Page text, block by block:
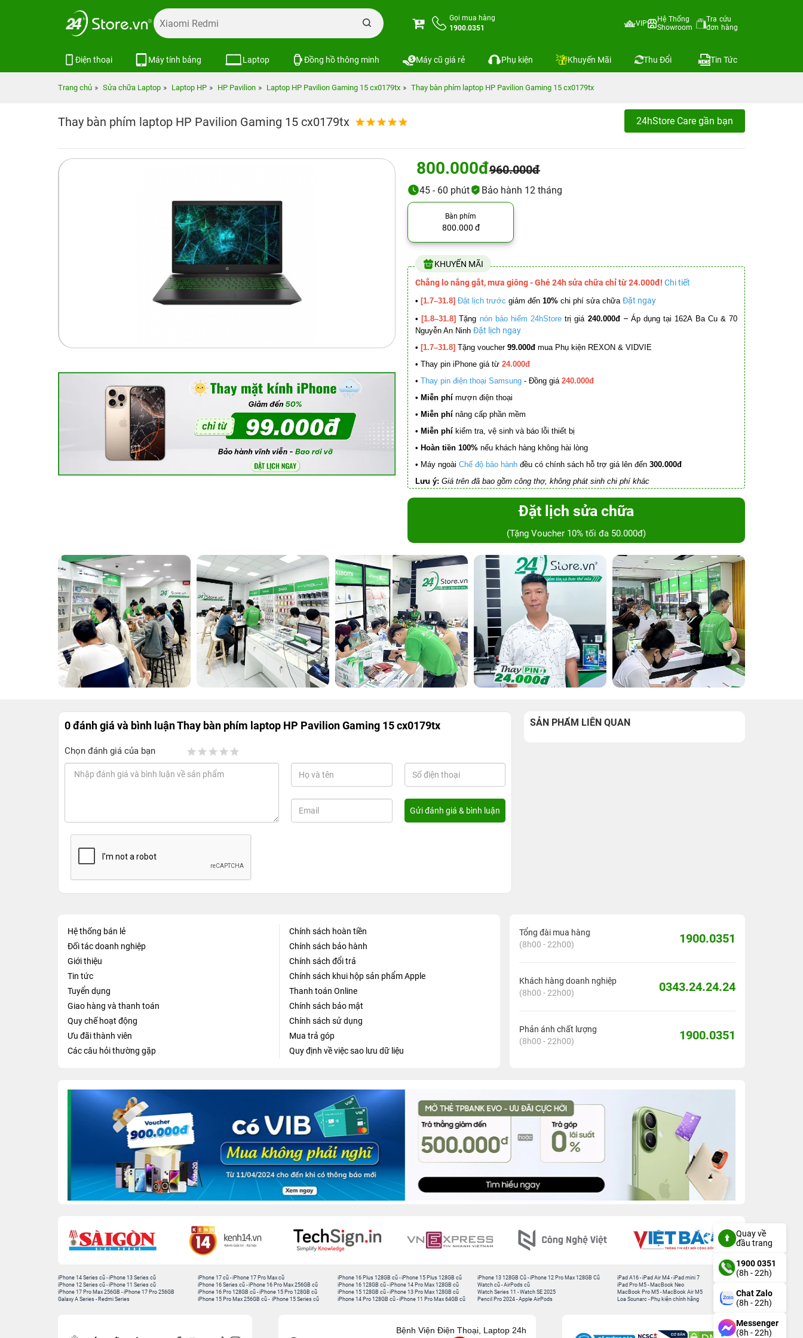
Gọi mua hàng
1900.0351
VIP
Hệ Thống
Showroom
Tra cứu
đơn hàng
Điện thoại Máy tính bảng Laptop Đồng hồ thông minh Máy cũ giá rẻ Phụ kiện Khuyến Mãi Thu Đổi Tin Tức
Trang chủ Sửa chữa Laptop Laptop HP HP Pavilion Laptop HP Pavilion Gaming 15 cx0179tx Thay bàn phím laptop HP Pavilion Gaming 15 cx0179tx
Thay bàn phím laptop HP Pavilion Gaming 15 cx0179tx 24hStore Care gần bạn
800.000đ960.000đ
45 - 60 phút Bảo hành 12 tháng
Bàn phím
800.000 đ
KHUYẾN MÃI
Chẳng lo nắng gắt, mưa giông - Ghé 24h sửa chữa chỉ từ 24.000đ! Chi tiết
• [1.7–31.8] Đặt lịch trước giảm đến 10% chi phí sửa chữa Đặt ngay
• [1.8–31.8] Tặng nón bảo hiểm 24hStore trị giá 240.000đ – Áp dụng tại 162A Ba Cu & 70
Nguyễn An Ninh Đặt lịch ngay
• [1.7–31.8] Tặng voucher 99.000đ mua Phụ kiện REXON & VIDVIE
• Thay pin iPhone giá từ 24.000đ
• Thay pin điện thoại Samsung - Đồng giá 240.000đ
• Miễn phí mượn điện thoại
• Miễn phí nâng cấp phần mềm
• Miễn phí kiểm tra, vệ sinh và báo lỗi thiết bị
• Hoàn tiền 100% nếu khách hàng không hài lòng
• Máy ngoài Chế độ bảo hành đều có chính sách hỗ trợ giá lên đến 300.000đ
Lưu ý: Giá trên đã bao gồm công thợ, không phát sinh chi phí khác
Đặt lịch sửa chữa
(Tặng Voucher 10% tối đa 50.000đ)
0 đánh giá và bình luậnThay bàn phím laptop HP Pavilion Gaming 15 cx0179tx
Chọn đánh giá của bạn
SẢN PHẨM LIÊN QUAN
Hệ thống bán lẻ
Đối tác doanh nghiệp
Giới thiệu
Tin tức
Tuyển dụng
Giao hàng và thanh toán
Quy chế hoạt động
Ưu đãi thành viên
Các câu hỏi thường gặp
Chính sách hoàn tiền
Chính sách bảo hành
Chính sách đổi trả
Chính sách khui hộp sản phẩm Apple
Thanh toán Online
Chính sách bảo mật
Chính sách sử dụng
Mua trả góp
Quy định về việc sao lưu dữ liệu
Tổng đài mua hàng
(8h00 - 22h00)
1900.0351
Khách hàng doanh nghiệp
(8h00 - 22h00)
0343.24.24.24
Phản ánh chất lượng
(8h00 - 22h00)
1900.0351
iPhone 14 Series cũ -iPhone 13 Series cũ
iPhone 12 Series cũ -iPhone 11 Series cũ
iPhone 17 Pro Max 256GB -iPhone 17 Pro 256GB
Galaxy A Series - Redmi Series
iPhone 17 cũ -iPhone 17 Pro Max cũ
iPhone 16 Series cũ - iPhone 16 Pro Max 256GB cũ
iPhone 16 Pro 128GB cũ -iPhone 15 Pro 128GB cũ
iPhone 15 Pro Max 256GB cũ - iPhone 15 Series cũ
iPhone 16 Plus 128GB cũ -iPhone 15 Plus 128GB cũ
iPhone 16 128GB cũ -iPhone 14 Pro Max 128GB cũ
iPhone 15 128GB cũ -iPhone 13 Pro Max 128GB cũ
iPhone 14 Pro 128GB cũ -iPhone 11 Pro Max 64GB cũ
iPhone 13 128GB Cũ -iPhone 12 Pro Max 128GB Cũ
Watch cũ -AirPods cũ
Watch Series 11 -Watch SE 2025
Pencil Pro 2024 -Apple AirPods
iPad A16 -iPad Air M4 -iPad mini 7
iPad Pro M5 - MacBook Neo
MacBook Pro M5 - MacBook Air M5
Loa Sounarc - Phụ kiện chính hãng
Bệnh Viện Điện Thoại, Laptop 24h
Quay về
đầu trang
1900 0351
(8h - 22h)
Chat Zalo
(8h - 22h)
Messenger
(8h - 22h)